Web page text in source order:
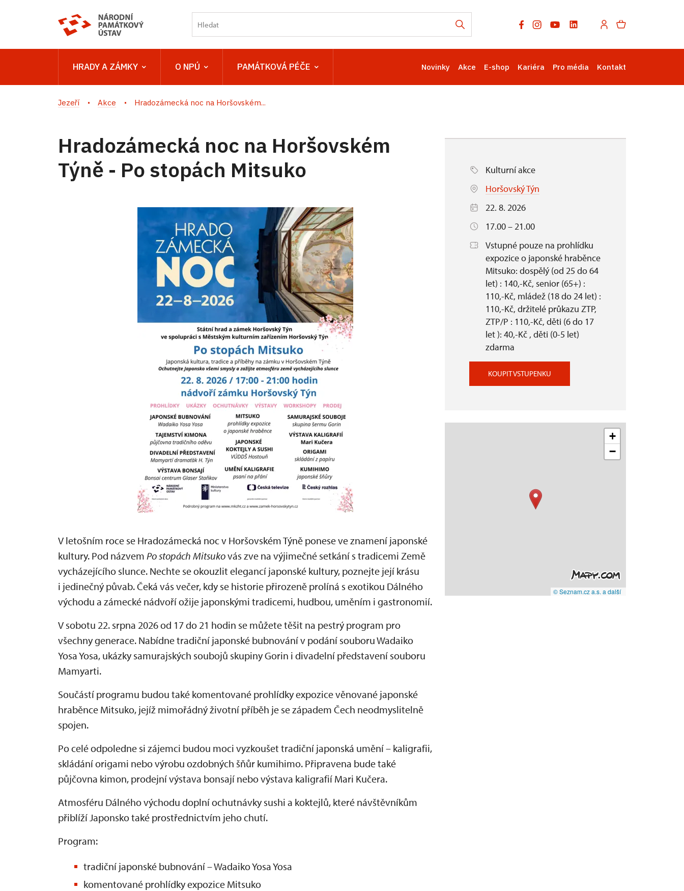
HRADY A ZÁMKY O NPÚ PAMÁTKOVÁ PÉČE Novinky Akce E-shop Kariéra Pro média Kontakt
Jezeří Akce Hradozámecká noc na Horšovském...
Hradozámecká noc na Horšovském
Týně - Po stopách Mitsuko
V letošním roce se Hradozámecká noc v Horšovském Týně ponese ve znamení japonské
kultury. Pod názvem Po stopách Mitsukovás zve na výjimečné setkání s tradicemi Země
vycházejícího slunce. Nechte se okouzlit elegancí japonské kultury, poznejte její krásu
i jedinečný půvab. Čeká vás večer, kdy se historie přirozeně prolíná s exotikou Dálného
východu a zámecké nádvoří ožije japonskými tradicemi, hudbou, uměním i gastronomií.
V sobotu 22. srpna 2026 od 17 do 21 hodin se můžete těšit na pestrý program pro
všechny generace. Nabídne tradiční japonské bubnování v podání souboru Wadaiko
Yosa Yosa, ukázky samurajských soubojů skupiny Gorin i divadelní představení souboru
Mamyarti.
Součástí programu budou také komentované prohlídky expozice věnované japonské
hraběnce Mitsuko, jejíž mimořádný životní příběh je se západem Čech neodmyslitelně
spojen.
Po celé odpoledne si zájemci budou moci vyzkoušet tradiční japonská umění – kaligrafii,
skládání origami nebo výrobu ozdobných šňůr kumihimo. Připravena bude také
půjčovna kimon, prodejní výstava bonsají nebo výstava kaligrafií Mari Kučera.
Atmosféru Dálného východu doplní ochutnávky sushi a koktejlů, které návštěvníkům
přiblíží Japonsko také prostřednictvím jeho chutí.
Program:
tradiční japonské bubnování – Wadaiko Yosa Yosa
komentované prohlídky expozice Mitsuko
Kulturní akce
Horšovský Týn
22. 8. 2026
17.00 – 21.00
Vstupné pouze na prohlídku
expozice o japonské hraběnce
Mitsuko: dospělý (od 25 do 64
let) : 140,-Kč, senior (65+) :
110,-Kč, mládež (18 do 24 let) :
110,-Kč, držitelé průkazu ZTP,
ZTP/P : 110,-Kč, děti (6 do 17
let ): 40,-Kč , děti (0-5 let)
zdarma
KOUPIT VSTUPENKU
+
−
© Seznam.cz a.s. a další